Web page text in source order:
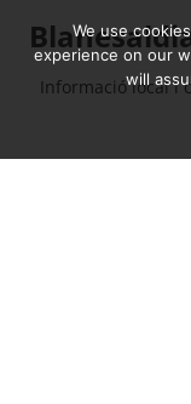
Informació local i
We use
experience on our
will